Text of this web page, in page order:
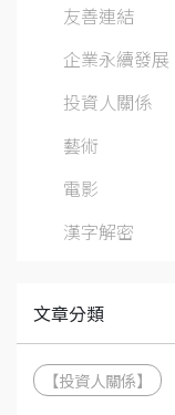
友善連結
企業永續發展
投資人關係
藝術
電影
漢字解密
文章分類
【投資人關係】